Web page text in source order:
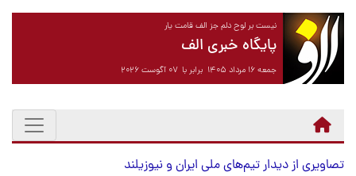
نیست بر لوح دلم جز الف قامت یار
پایگاه خبری الف
جمعه ۱۶ مرداد ۱۴۰۵ برابر با ۰۷ آگوست ۲۰۲۶
تصاویری از دیدار تیم‌های ملی ایران و نیوزیلند